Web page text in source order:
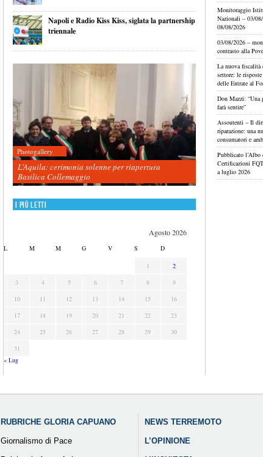
Napoli e Radio Kiss Kiss, siglata la partnership
triennale
Photogallery
L’Aquila: cerimonia solenne per riapertura
Basilica Collemaggio
I più letti
Agosto 2026
L M M G V S D
1
2
3
4 5 6 7 8
9
10
11 12 13 14 15
16
17
18 19 20 21 22
23
24
25 26 27 28 29
30
31
« Lug
Monitoraggio
Nazionali – 03/
08/08/2026
03/08/2026 –
contrasto alla
La nuova fiscalità
settore: le
delle Entrate al
Don Mazzi: “Una
farà sentire”
Assoutenti – Il
riparazione: una
consumatori e
Pubblicato l’Albo
Certificazioni
a luglio 2026
RUBRICHE GLORIA CAPUANO
Giornalismo di Pace
NEWS TERREMOTO
L’OPINIONE